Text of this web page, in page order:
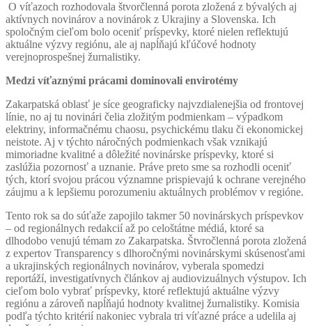
O víťazoch rozhodovala štvorčlenná porota zložená z bývalých aj
aktívnych novinárov a novinárok z Ukrajiny a Slovenska. Ich
spoločným cieľom bolo oceniť príspevky, ktoré nielen reflektujú
aktuálne výzvy regiónu, ale aj napĺňajú kľúčové hodnoty
verejnoprospešnej žurnalistiky.
Medzi víťaznými prácami dominovali envirotémy
Zakarpatská oblasť je síce geograficky najvzdialenejšia od frontovej
línie, no aj tu novinári čelia zložitým podmienkam – výpadkom
elektriny, informačnému chaosu, psychickému tlaku či ekonomickej
neistote. Aj v týchto náročných podmienkach však vznikajú
mimoriadne kvalitné a dôležité novinárske príspevky, ktoré si
zaslúžia pozornosť a uznanie. Práve preto sme sa rozhodli oceniť
tých, ktorí svojou prácou významne prispievajú k ochrane verejného
záujmu a k lepšiemu porozumeniu aktuálnych problémov v regióne.
Tento rok sa do súťaže zapojilo takmer 50 novinárskych príspevkov
– od regionálnych redakcií až po celoštátne médiá, ktoré sa
dlhodobo venujú témam zo Zakarpatska. Štvročlenná porota zložená
z expertov Transparency s dlhoročnými novinárskymi skúsenosťami
a ukrajinských regionálnych novinárov, vyberala spomedzi
reportáží, investigatívnych článkov aj audiovizuálnych výstupov. Ich
cieľom bolo vybrať príspevky, ktoré reflektujú aktuálne výzvy
regiónu a zároveň napĺňajú hodnoty kvalitnej žurnalistiky. Komisia
podľa týchto kritérií nakoniec vybrala tri víťazné práce a udelila aj